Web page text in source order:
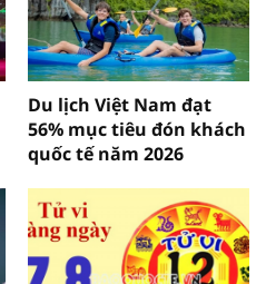
Du lịch Việt Nam đạt
56% mục tiêu đón khách
quốc tế năm 2026